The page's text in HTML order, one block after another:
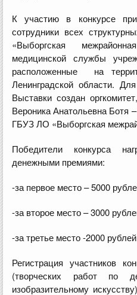
К участию в конкурсе
сотрудники всех
«Выборгская
медицинской службы
расположенные на
Ленинградской области.
Выставки создан
Вероника Анатольевна Ботя
ГБУЗ ЛО «Выборгская
Победители конкурса
денежными премиями:
-за первое место – 5000
-за второе место – 3000
-за третье место -2000
Регистрация участников
(творческих работ по
изобразительному